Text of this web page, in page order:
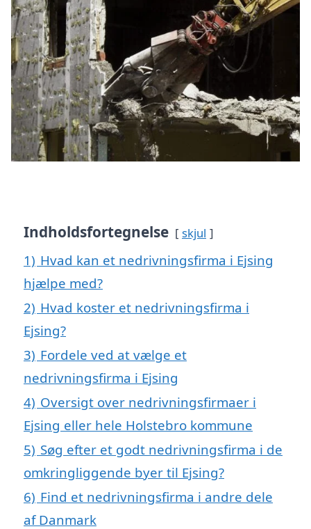
Indholdsfortegnelse skjul
1) Hvad kan et nedrivningsfirma i Ejsing
hjælpe med?
2) Hvad koster et nedrivningsfirma i
Ejsing?
3) Fordele ved at vælge et
nedrivningsfirma i Ejsing
4) Oversigt over nedrivningsfirmaer i
Ejsing eller hele Holstebro kommune
5) Søg efter et godt nedrivningsfirma i de
omkringliggende byer til Ejsing?
6) Find et nedrivningsfirma i andre dele
af Danmark